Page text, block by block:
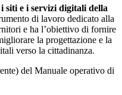
siti e i servizi digitali della
di lavoro dedicato alla
e ha l’obiettivo di fornire
la progettazione e la
verso la cittadinanza.
del Manuale operativo di